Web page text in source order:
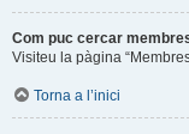
Com puc cercar
Visiteu la pàgina
Torna a l’inici